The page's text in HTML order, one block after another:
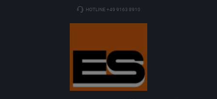
HOTLINE +49 9163 8910